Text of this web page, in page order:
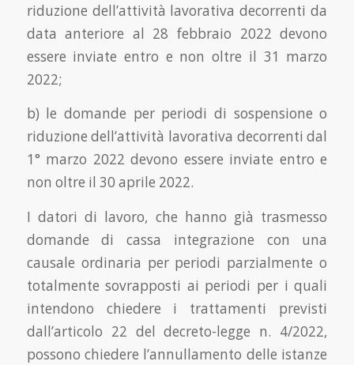
riduzione dell’attività lavorativa decorrenti da
data anteriore al 28 febbraio 2022 devono
essere inviate entro e non oltre il 31 marzo
2022;
b) le domande per periodi di sospensione o
riduzione dell’attività lavorativa decorrenti dal
1° marzo 2022 devono essere inviate entro e
non oltre il 30 aprile 2022.
I datori di lavoro, che hanno già trasmesso
domande di cassa integrazione con una
causale ordinaria per periodi parzialmente o
totalmente sovrapposti ai periodi per i quali
intendono chiedere i trattamenti previsti
dall’articolo 22 del decreto-legge n. 4/2022,
possono chiedere l’annullamento delle istanze